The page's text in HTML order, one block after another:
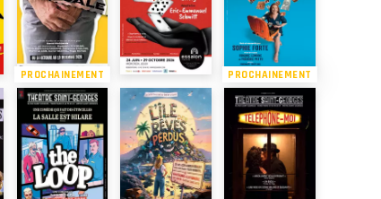
PROCHAINEMENT PROCHAINEMENT